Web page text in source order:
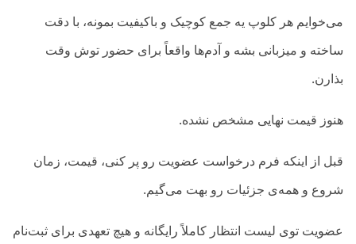
می‌خوایم هر کلوپ یه جمع کوچیک و باکیفیت بمونه، با دقت
ساخته و میزبانی بشه و آدم‌ها واقعاً برای حضور توش وقت
بذارن.
هنوز قیمت نهایی مشخص نشده.
قبل از اینکه فرم درخواست عضویت رو پر کنی، قیمت، زمان
شروع و همه‌ی جزئیات رو بهت می‌گیم.
عضویت توی لیست انتظار کاملاً رایگانه و هیچ تعهدی برای ثبت‌نام